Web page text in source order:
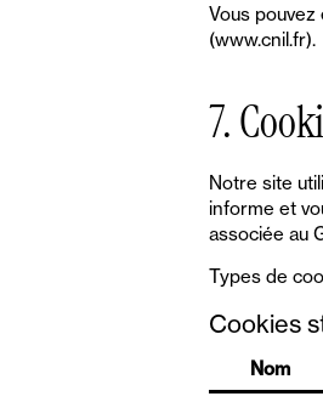
Vous
(www.cnil.fr).
7.
Notre site
informe et
associée au
Types de
Cookies
Nom